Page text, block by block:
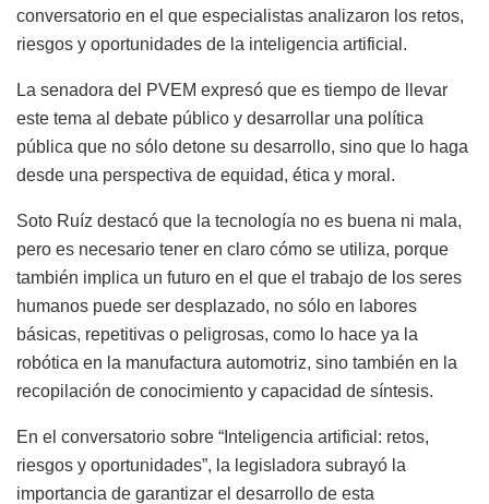
conversatorio en el que especialistas analizaron los retos,
riesgos y oportunidades de la inteligencia artificial.
La senadora del PVEM expresó que es tiempo de llevar
este tema al debate público y desarrollar una política
pública que no sólo detone su desarrollo, sino que lo haga
desde una perspectiva de equidad, ética y moral.
Soto Ruíz destacó que la tecnología no es buena ni mala,
pero es necesario tener en claro cómo se utiliza, porque
también implica un futuro en el que el trabajo de los seres
humanos puede ser desplazado, no sólo en labores
básicas, repetitivas o peligrosas, como lo hace ya la
robótica en la manufactura automotriz, sino también en la
recopilación de conocimiento y capacidad de síntesis.
En el conversatorio sobre “Inteligencia artificial: retos,
riesgos y oportunidades”, la legisladora subrayó la
importancia de garantizar el desarrollo de esta